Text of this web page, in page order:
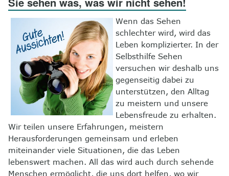
8
Kontakt
Wenn das Sehen
schlechter wird, wird das
Leben komplizierter. In der
Selbsthilfe Sehen
versuchen wir deshalb uns
gegenseitig dabei zu
unterstützen, den Alltag
zu meistern und unsere
Lebensfreude zu erhalten.
Wir teilen unsere Erfahrungen, meistern
Herausforderungen gemeinsam und erleben
miteinander viele Situationen, die das Leben
lebenswert machen. All das wird auch durch sehende
Menschen ermöglicht, die uns dort helfen, wo wir